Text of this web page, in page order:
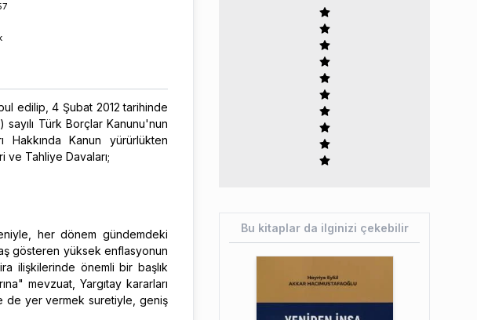
edilip, 4 Şubat 2012 tarihinde
sayılı Türk Borçlar Kanunu'nun
Hakkında Kanun yürürlükten
ve Tahliye Davaları;
her dönem gündemdeki
gösteren yüksek enflasyonun
ilişkilerinde önemli bir başlık
mevzuat, Yargıtay kararları
de yer vermek suretiyle, geniş
Bu kitaplar da ilginizi çekebilir